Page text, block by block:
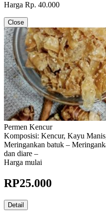
Harga Rp. 40.000
Close
Permen Kencur
Komposisi: Kencur, Kayu
Meringankan batuk –
dan diare –
Harga mulai
RP25.000
Detail